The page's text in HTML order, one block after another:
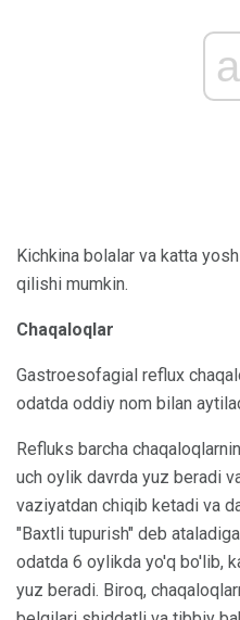
Kichkina bolalar va katta
qilishi mumkin.
Chaqaloqlar
Gastroesofagial reflux
odatda oddiy nom bilan
Refluks barcha
uch oylik davrda yuz beradi
vaziyatdan chiqib ketadi va
"Baxtli tupurish" deb
odatda 6 oylikda yo'q bo'lib,
yuz beradi. Biroq,